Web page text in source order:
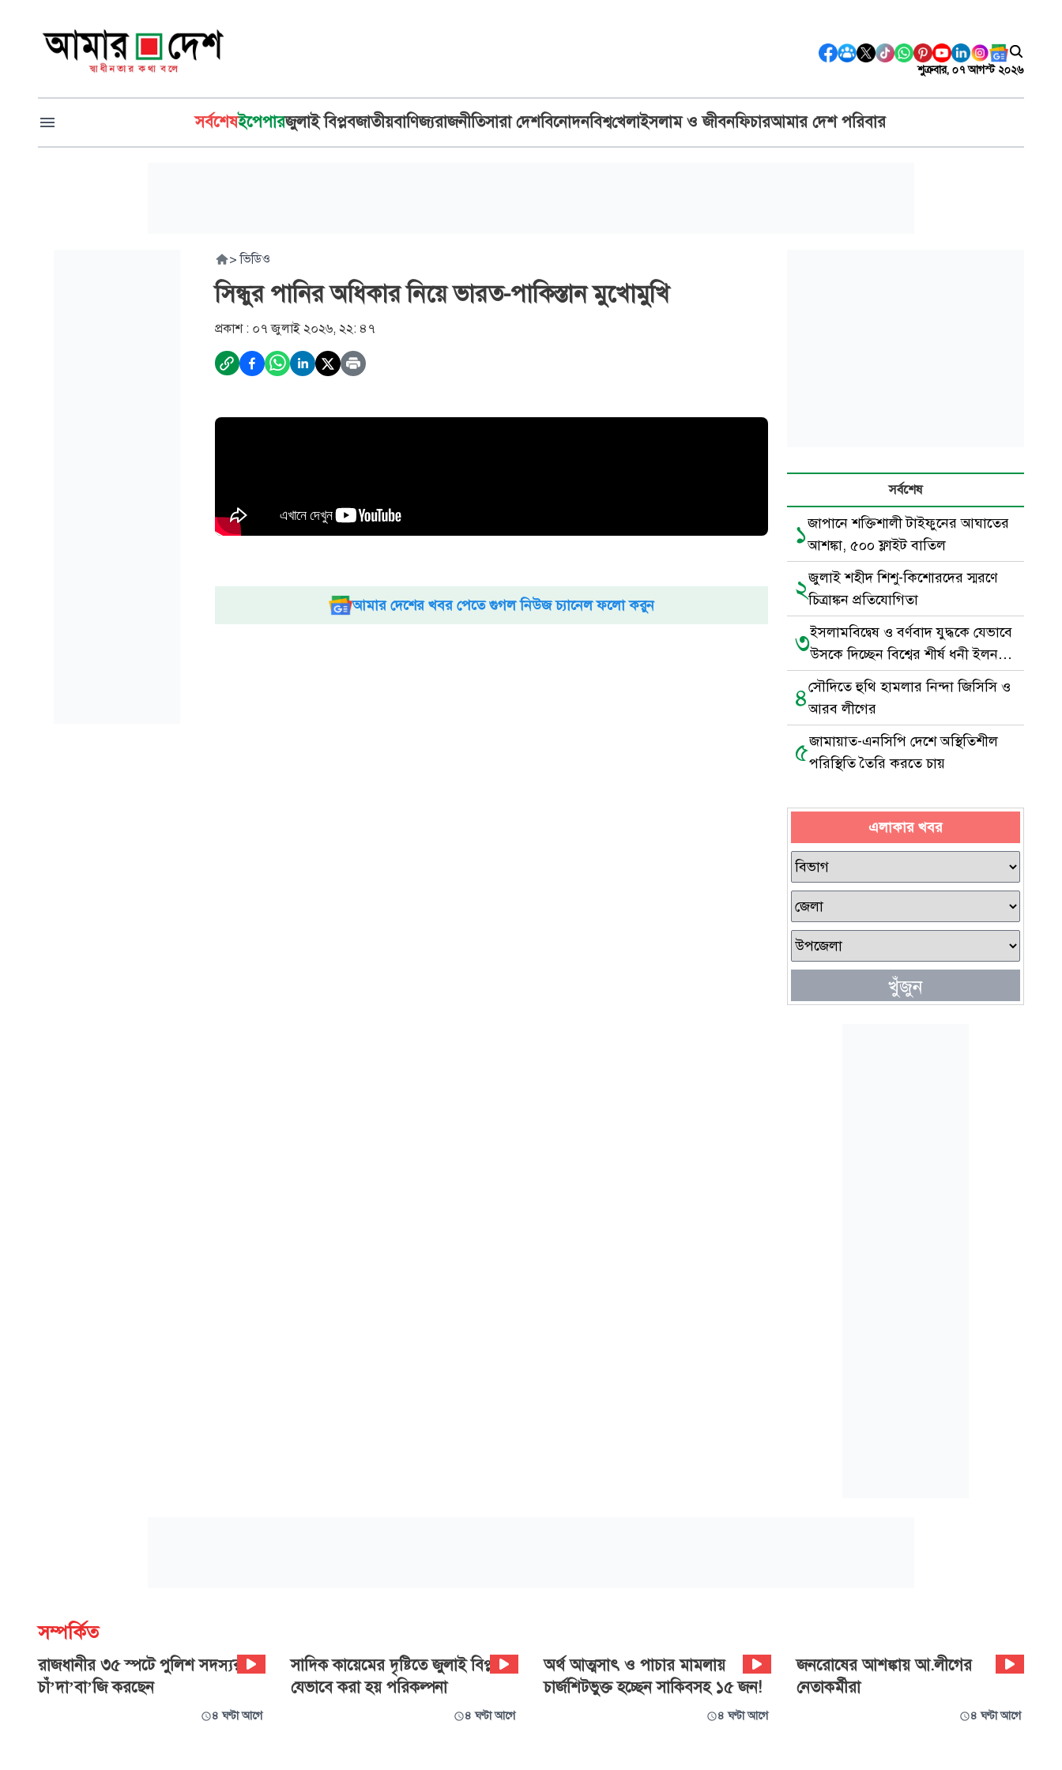
শুক্রবার, ০৭ আগস্ট ২০২৬
সর্বশেষইপেপারজুলাই বিপ্লবজাতীয়বাণিজ্যরাজনীতিসারা দেশবিনোদনবিশ্বখেলাইসলাম ও জীবনফিচারআমার দেশ পরিবার
> ভিডিও
সিন্ধুর পানির অধিকার নিয়ে ভারত-পাকিস্তান মুখোমুখি
প্রকাশ : ০৭ জুলাই ২০২৬, ২২: ৪৭
আমার দেশের খবর পেতে গুগল নিউজ চ্যানেল ফলো করুন
সর্বশেষ
১জাপানে শক্তিশালী টাইফুনের আঘাতের
আশঙ্কা, ৫০০ ফ্লাইট বাতিল
২জুলাই শহীদ শিশু-কিশোরদের স্মরণে
চিত্রাঙ্কন প্রতিযোগিতা
৩ইসলামবিদ্বেষ ও বর্ণবাদ যুদ্ধকে যেভাবে
উসকে দিচ্ছেন বিশ্বের শীর্ষ ধনী ইলন
মাস্ক
৪সৌদিতে হুথি হামলার নিন্দা জিসিসি ও
আরব লীগের
৫জামায়াত-এনসিপি দেশে অস্থিতিশীল
পরিস্থিতি তৈরি করতে চায়
এলাকার খবর
খুঁজুন
সম্পর্কিত
রাজধানীর ৩৫ স্পটে পুলিশ সদস্যরাই
চাঁ’দা’বা’জি করছেন
৪ ঘণ্টা আগে
সাদিক কায়েমের দৃষ্টিতে জুলাই বিপ্লব:
যেভাবে করা হয় পরিকল্পনা
৪ ঘণ্টা আগে
অর্থ আত্মসাৎ ও পাচার মামলায়
চার্জশিটভুক্ত হচ্ছেন সাকিবসহ ১৫ জন!
৪ ঘণ্টা আগে
জনরোষের আশঙ্কায় আ.লীগের
নেতাকর্মীরা
৪ ঘণ্টা আগে